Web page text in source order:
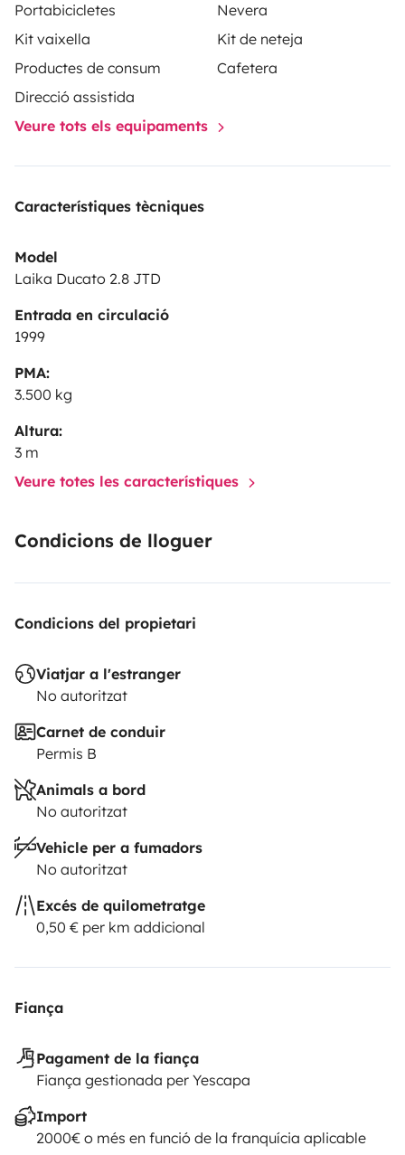
Portabicicletes
Nevera
Kit vaixella
Kit de neteja
Productes de consum
Cafetera
Direcció assistida
Veure tots els equipaments
Característiques tècniques
Model
Laika Ducato 2.8 JTD
Entrada en circulació
1999
PMA:
3.500 kg
Altura:
3 m
Veure totes les característiques
Condicions de lloguer
Condicions del propietari
Viatjar a l'estranger
No autoritzat
Carnet de conduir
Permis B
Animals a bord
No autoritzat
Vehicle per a fumadors
No autoritzat
Excés de quilometratge
0,50 € per km addicional
Fiança
Pagament de la fiança
Fiança gestionada per Yescapa
Import
2000€ o més en funció de la franquícia aplicable